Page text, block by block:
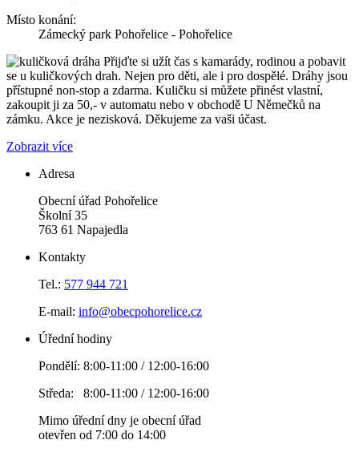
Místo konání:
Zámecký park Pohořelice - Pohořelice
Přijďte si užít čas s kamarády, rodinou a pobavit
se u kuličkových drah. Nejen pro děti, ale i pro dospělé. Dráhy jsou
přístupné non-stop a zdarma. Kuličku si můžete přinést vlastní,
zakoupit ji za 50,- v automatu nebo v obchodě U Němečků na
zámku. Akce je nezisková. Děkujeme za vaši účast.
Zobrazit více
Adresa
Obecní úřad Pohořelice
Školní 35
763 61 Napajedla
Kontakty
Tel.: 577 944 721
E-mail: info@obecpohorelice.cz
Úřední hodiny
Pondělí: 8:00-11:00 / 12:00-16:00
Středa: 8:00-11:00 / 12:00-16:00
Mimo úřední dny je obecní úřad
otevřen od 7:00 do 14:00